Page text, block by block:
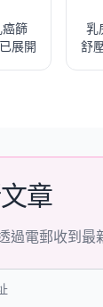
篩
展開
乳
舒
章
過電郵收到最